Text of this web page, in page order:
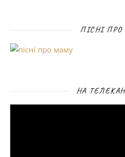
ПІСНІ
НА